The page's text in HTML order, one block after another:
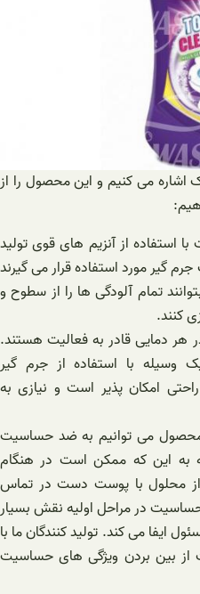
می‌ کنیم و این محصول را از
استفاده از آنزیم های قوی تولید
گیر مورد استفاده قرار می‌ گیرند
تمام آلودگی ها را از سطوح و
کنند.
هر دمایی قادر به فعالیت هستند.
با استفاده از جرم گیر
امکان پذیر است و نیازی به
محصول می توانیم به ضد حساسیت
به این که ممکن است در هنگام
از محلول با پوست دست در تماس
حساسیت در مراحل اولیه نقش بسیار
ایفا می‌ کند. تولید کنندگان ما با
از بین بردن ویژگی های حساسیت